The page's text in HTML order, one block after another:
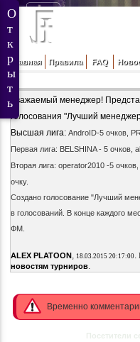
Главная Правила FAQ
Уважаемый менеджер!
голосования "Лучший
Высшая лига: AndroID-5 очков,
Первая лига: BELSHINA - 5 очков,
Вторая лига: operator2010 -5 очков,
очку.
Создано голосование "Лучший
в голосований. В конце каждого
ФМ.
ALEX PLATOON, 18.03.2015 20:17:00.
новостям турниров.
Временно